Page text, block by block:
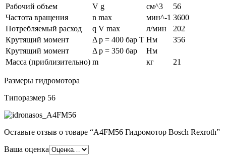
Рабочий объем
V g см^3
56
Частота вращения
n max мин^-1 3600
Потребляемый расход
q V max л/мин
202
Крутящий момент
Δ p = 400 бар T Нм
356
Крутящий момент
Δ p = 350 бар
Нм
Масса (приблизительно) m кг 21
Размеры гидромотора
Типоразмер 56
Оставьте отзыв о товаре “A4FM56 Гидромотор Bosch Rexroth”
Ваша оценка